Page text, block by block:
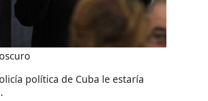
política de Cuba le estaría